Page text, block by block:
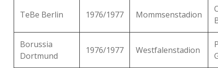
TeBe Berlin 1976/1977 Mommsenstadion
Borussia
Dortmund
1976/1977 Westfalenstadion